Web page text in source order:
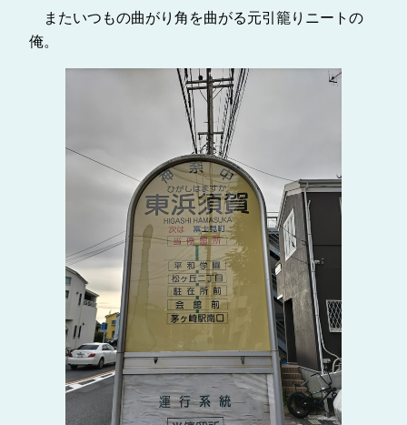
またいつもの曲がり角を曲がる元引籠りニートの
俺。